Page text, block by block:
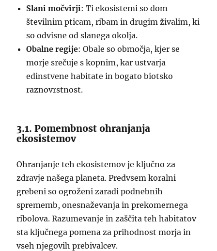
Slani močvirji: Ti ekosistemi so dom
številnim pticam, ribam in drugim živalim, ki
so odvisne od slanega okolja.
Obalne regije: Obale so območja, kjer se
morje srečuje s kopnim, kar ustvarja
edinstvene habitate in bogato biotsko
raznovrstnost.
3.1. Pomembnost ohranjanja
ekosistemov
Ohranjanje teh ekosistemov je ključno za
zdravje našega planeta. Predvsem koralni
grebeni so ogroženi zaradi podnebnih
sprememb, onesnaževanja in prekomernega
ribolova. Razumevanje in zaščita teh habitatov
sta ključnega pomena za prihodnost morja in
vseh njegovih prebivalcev.